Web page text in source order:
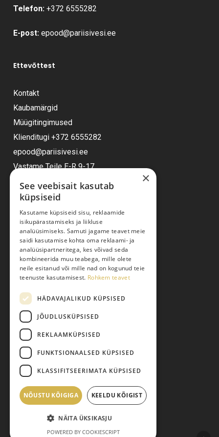
Vahesumma:
Vaata ostukorvi
Telefon: +372 6555282
E-post: epood@pariisivesi.ee
Ettevõttest
Kontakt
Kaubamärgid
Müügitingimused
Klienditugi +372 6555282
epood@pariisivesi.ee
Vastame Teile E-R 9-17
Ostuabi
Kauba kohaletoimetamine
Toodete tellimine
Maksmine
Järelmaks
Pretensiooni esitamine
Isikuandmete töötlemine
© 2026 Pariisi Vesi.
facebookinstagram
×
See veebisait kasutab
küpsiseid
Kasutame küpsiseid sisu, reklaamide
isikupärastamiseks ja liikluse
analüüsimiseks. Samuti jagame teavet meie
saidi kasutamise kohta oma reklaami- ja
analüüsipartneritega, kes võivad seda
kombineerida muu teabega, mille olete
neile esitanud või mille nad on kogunud teie
teenuste kasutamisest. Rohkem teavet
HÄDAVAJALIKUD KÜPSISED
JÕUDLUSKÜPSISED
REKLAAMKÜPSISED
FUNKTSIONAALSED KÜPSISED
KLASSIFITSEERIMATA KÜPSISED
NÕUSTU KÕIGIGA KEELDU KÕIGIST
NÄITA ÜKSIKASJU
POWERED BY COOKIESCRIPT